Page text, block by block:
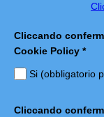
Cliccando
Cookie Policy *
Si (obbligatorio
Cliccando